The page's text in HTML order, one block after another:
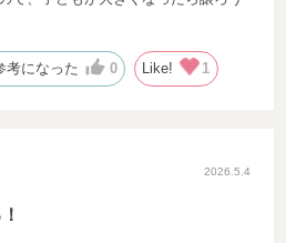
考になった 0 Like! 1
2026.5.4